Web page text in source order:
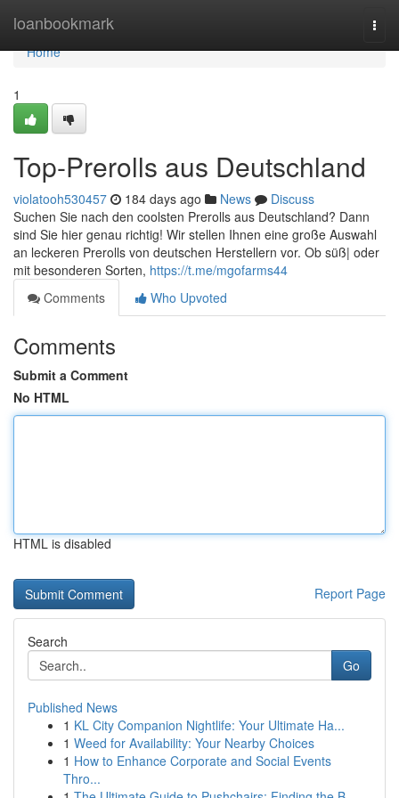
loanbookmark
Home
Home
1
Top-Prerolls aus Deutschland
violatooh530457 184 days ago News
Discuss
Suchen Sie nach den coolsten Prerolls aus Deutschland? Dann
sind Sie hier genau richtig! Wir stellen Ihnen eine große Auswahl
an leckeren Prerolls von deutschen Herstellern vor. Ob süß| oder
mit besonderen Sorten, https://t.me/mgofarms44
Comments
Who Upvoted
Comments
Submit a Comment
No HTML
HTML is disabled
Report Page
Search
Go
Published News
1 KL City Companion Nightlife: Your Ultimate Ha...
1 Weed for Availability: Your Nearby Choices
1 How to Enhance Corporate and Social Events
Thro...